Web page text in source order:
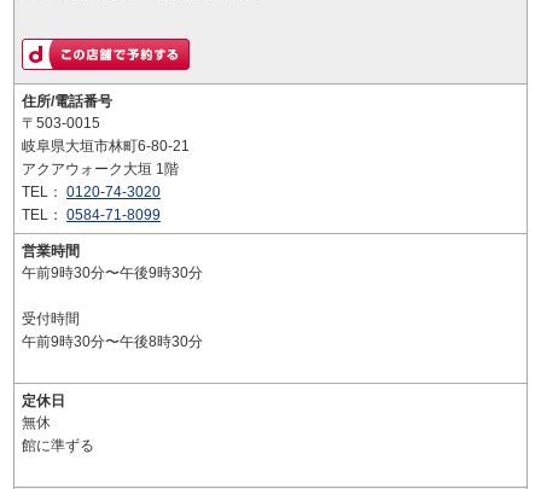
住所/電話番号
〒503-0015
岐阜県大垣市林町6-80-21
アクアウォーク大垣 1階
TEL： 0120-74-3020
TEL： 0584-71-8099
営業時間
午前9時30分〜午後9時30分
受付時間
午前9時30分〜午後8時30分
定休日
無休
館に準ずる